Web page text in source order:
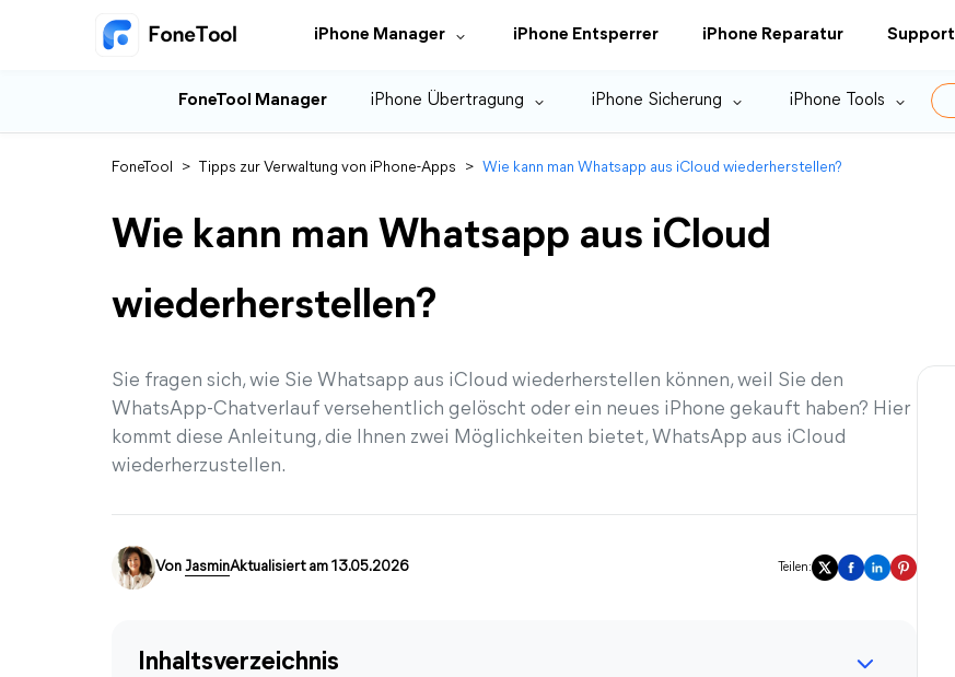
iPhone Manager iPhone Entsperrer iPhone Reparatur Support
FoneTool Manager iPhone Übertragung iPhone Sicherung iPhone Tools
FoneTool > Tipps zur Verwaltung von iPhone-Apps > Wie kann man Whatsapp aus iCloud wiederherstellen?
Wie kann man Whatsapp aus iCloud
wiederherstellen?
Sie fragen sich, wie Sie Whatsapp aus iCloud wiederherstellen können, weil Sie den
WhatsApp-Chatverlauf versehentlich gelöscht oder ein neues iPhone gekauft haben? Hier
kommt diese Anleitung, die Ihnen zwei Möglichkeiten bietet, WhatsApp aus iCloud
wiederherzustellen.
Von JasminAktualisiert am 13.05.2026 Teilen:
Inhaltsverzeichnis